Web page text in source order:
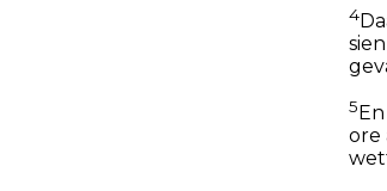
4
5
ore